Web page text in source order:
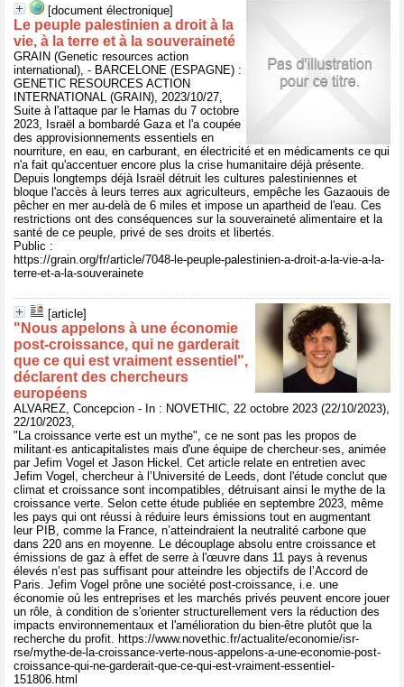
[document électronique]
Le peuple palestinien a droit à la
vie, à la terre et à la souveraineté
GRAIN (Genetic resources action
international), - BARCELONE (ESPAGNE) :
GENETIC RESOURCES ACTION
INTERNATIONAL (GRAIN), 2023/10/27,
Suite à l'attaque par le Hamas du 7 octobre
2023, Israël a bombardé Gaza et l'a coupée
des approvisionnements essentiels en
nourriture, en eau, en carburant, en électricité et en médicaments ce qui
n'a fait qu'accentuer encore plus la crise humanitaire déjà présente.
Depuis longtemps déjà Israël détruit les cultures palestiniennes et
bloque l'accès à leurs terres aux agriculteurs, empêche les Gazaouis de
pêcher en mer au-delà de 6 miles et impose un apartheid de l'eau. Ces
restrictions ont des conséquences sur la souveraineté alimentaire et la
santé de ce peuple, privé de ses droits et libertés.
Public :
https://grain.org/fr/article/7048-le-peuple-palestinien-a-droit-a-la-vie-a-la-
terre-et-a-la-souverainete
[article]
"Nous appelons à une économie
post-croissance, qui ne garderait
que ce qui est vraiment essentiel",
déclarent des chercheurs
européens
ALVAREZ, Concepcion - In : NOVETHIC, 22 octobre 2023 (22/10/2023),
22/10/2023,
"La croissance verte est un mythe", ce ne sont pas les propos de
militant·es anticapitalistes mais d'une équipe de chercheur·ses, animée
par Jefim Vogel et Jason Hickel. Cet article relate en entretien avec
Jefim Vogel, chercheur à l’Université de Leeds, dont l'étude conclut que
climat et croissance sont incompatibles, détruisant ainsi le mythe de la
croissance verte. Selon cette étude publiée en septembre 2023, même
les pays qui ont réussi à réduire leurs émissions tout en augmentant
leur PIB, comme la France, n’atteindraient la neutralité carbone que
dans 220 ans en moyenne. Le découplage absolu entre croissance et
émissions de gaz à effet de serre à l'œuvre dans 11 pays à revenus
élevés n’est pas suffisant pour atteindre les objectifs de l’Accord de
Paris. Jefim Vogel prône une société post-croissance, i.e. une
économie où les entreprises et les marchés privés peuvent encore jouer
un rôle, à condition de s'orienter structurellement vers la réduction des
impacts environnementaux et l'amélioration du bien-être plutôt que la
recherche du profit. https://www.novethic.fr/actualite/economie/isr-
rse/mythe-de-la-croissance-verte-nous-appelons-a-une-economie-post-
croissance-qui-ne-garderait-que-ce-qui-est-vraiment-essentiel-
151806.html